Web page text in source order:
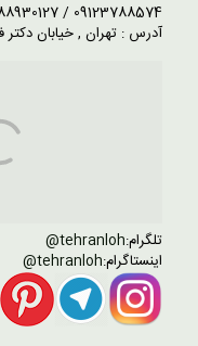
09123788574 / 021-88930127
آدرس : تهران , خیابان دکتر
تلگرام:tehranloh@
اینستاگرام:tehranloh@